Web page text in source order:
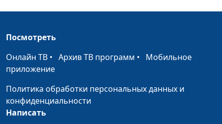
священнослужитель
Испытания в жизни
верующих
Бахтин,
"Не заботьтесь ни о
чем"
Александр Шатан,
Посмотреть
Онлайн ТВ • Архив ТВ программ • Мобильное
приложение
Политика обработки персональных данных и
конфиденциальности
Написать